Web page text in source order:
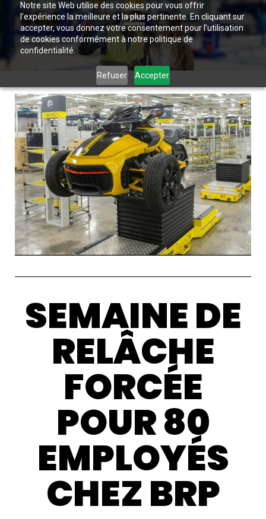
Notre site Web utilise des cookies pour vous offrir
l’expérience la meilleure et la plus pertinente. En cliquant sur
accepter, vous donnez votre consentement pour l’utilisation
de cookies conformément à notre politique de
confidentialité.
Refuser Accepter
SEMAINE DE
RELÂCHE
FORCÉE
POUR 80
EMPLOYÉS
CHEZ BRP